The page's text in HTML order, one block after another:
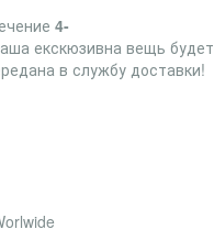
4-
екскюзивна вещь будет
в службу доставки!